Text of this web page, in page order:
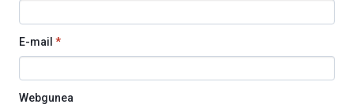
E-mail *
Webgunea